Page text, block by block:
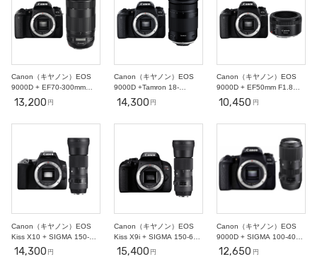
11/1
○
○
4
○
5
6
○
○
8
9
○
10
11
12
13
14
Canon（キヤノン）EOS
9000D + EF70-300mm
【スポーツ撮影セット】
13,200 円
Canon（キヤノン）EOS
9000D +Tamron 18-
400mm【近くも遠くも撮影
セット】
14,300 円
Canon（キヤノン）EOS
9000D + EF50mm F1.8
STM【初心者ポートレート
撮影セット】
10,450 円
Canon（キヤノン）EOS
Kiss X10 + SIGMA 150-
600ｍｍ 【スポーツ撮影セ
ット】
14,300 円
Canon（キヤノン）EOS
Kiss X9i + SIGMA 150-600
ｍｍ 【スポーツ撮影セッ
ト】
15,400 円
Canon（キヤノン）EOS
9000D + SIGMA 100-400
ｍｍ 【スポーツ撮影セッ
ト】
12,650 円